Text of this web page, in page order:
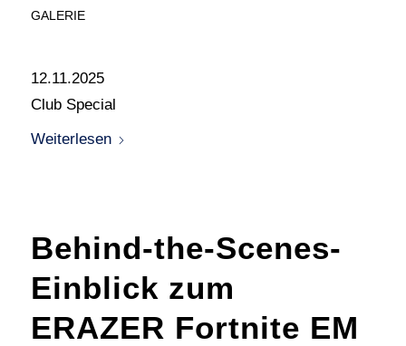
GALERIE
12.11.2025
Club Special
Weiterlesen
Behind-the-Scenes-
Einblick zum
ERAZER Fortnite EM